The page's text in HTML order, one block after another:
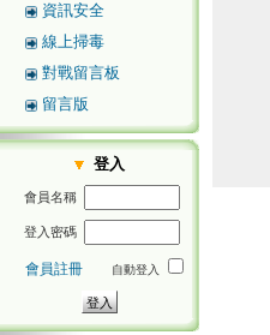
資訊安全
線上掃毒
對戰留言板
留言版
登入
會員名稱
登入密碼
會員註冊 自動登入